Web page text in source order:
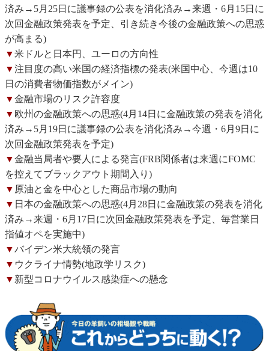
済み→5月25日に議事録の公表を消化済み→来週・6月15日に
次回金融政策発表を予定、引き続き今後の金融政策への思惑
が高まる)
▼米ドルと日本円、ユーロの方向性
▼注目度の高い米国の経済指標の発表(米国中心、今週は10
日の消費者物価指数がメイン)
▼金融市場のリスク許容度
▼ 欧州の金融政策への思惑(4月14日に金融政策の発表を消化
済み→5月19日に議事録の公表を消化済み→今週・6月9日に
次回金融政策発表を予定)
▼金融当局者や要人による発言(FRB関係者は来週にFOMC
を控えてブラックアウト期間入り)
▼ 原油と金を中心とした商品市場の動向
▼ 日本の金融政策への思惑(4月28日に金融政策の発表を消化
済み→来週・6月17日に次回金融政策発表を予定、毎営業日
指値オペを実施中)
▼バイデン米大統領の発言
▼ ウクライナ情勢(地政学リスク)
▼ 新型コロナウイルス感染症への懸念